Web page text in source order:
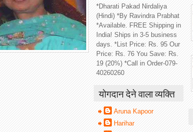
*Dharati Pakad Nirdaliya
(Hindi) *By Ravindra Prabhat
*Available. FREE Shipping in
India! Ships in 3-5 business
days. *List Price: Rs. 95 Our
Price: Rs. 76 You Save: Rs.
19 (20%) *Call in Order-079-
40260260
योगदान देने वाला व्यक्ति
Aruna Kapoor
Harihar